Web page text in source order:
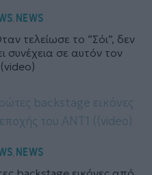
,NEWS
τελείωσε το “Σόι”, δεν
συνέχεια σε αυτόν τον
,NEWS